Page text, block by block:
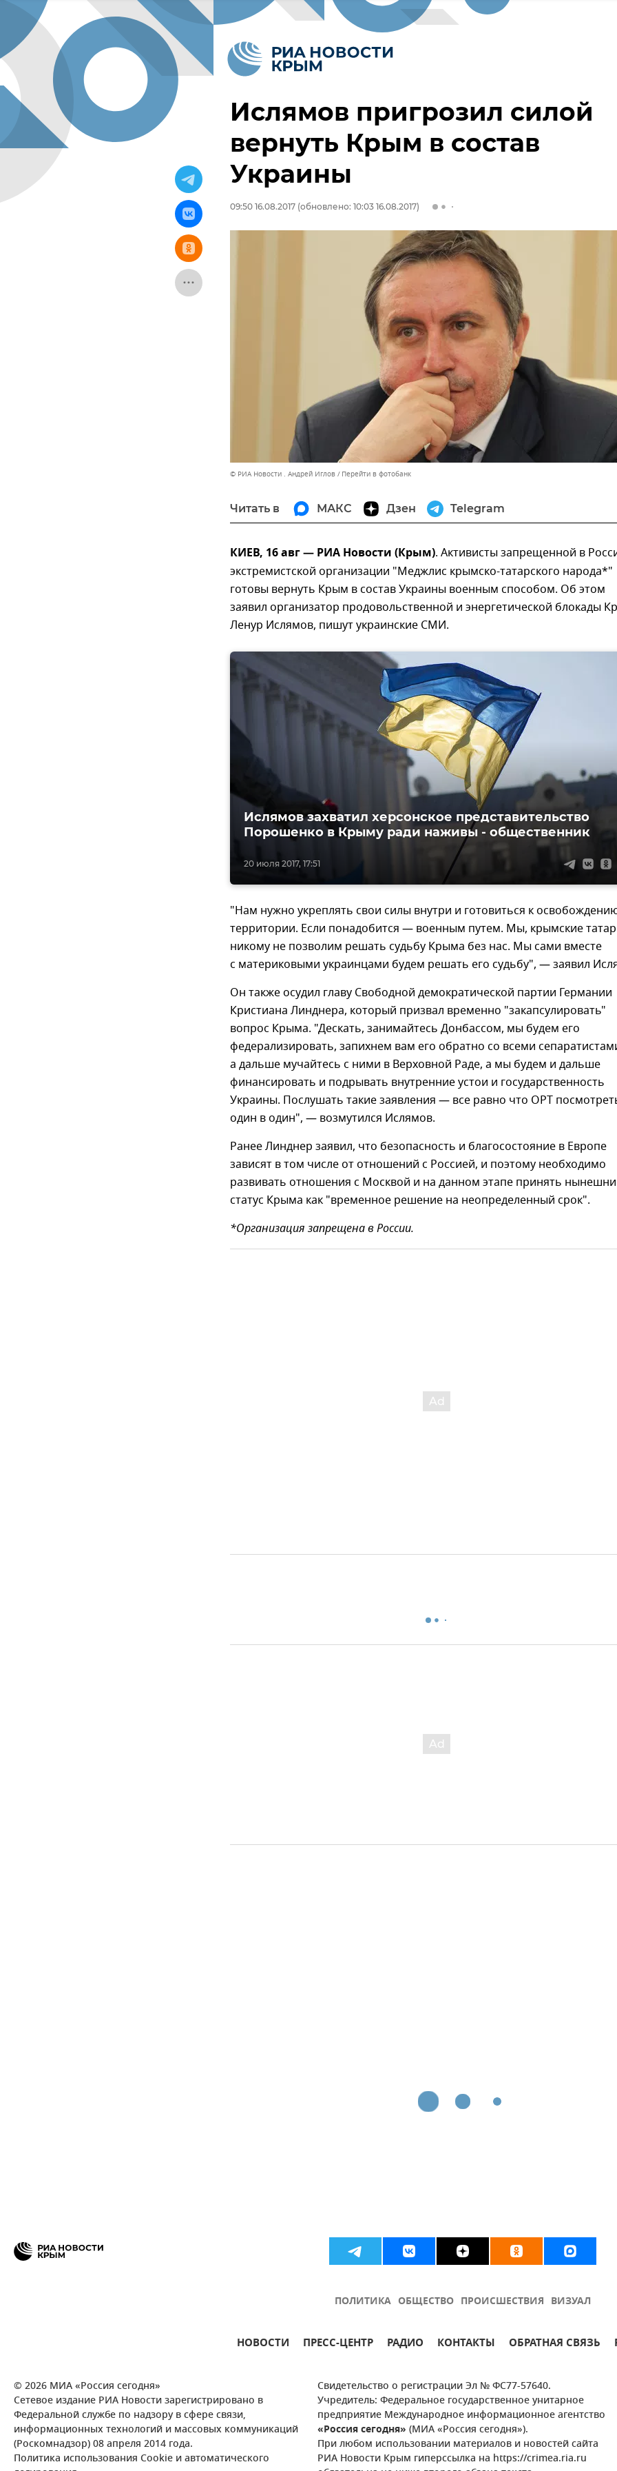
Ислямов пригрозил силой
вернуть Крым в состав
Украины
09:50 16.08.2017 (обновлено: 10:03 16.08.2017)
© РИА Новости . Андрей Иглов Перейти в фотобанк
Читать в МАКС Дзен Telegram
КИЕВ, 16 авг — РИА Новости (Крым). Активисты запрещенной в
экстремистской организации "Меджлис крымско-татарского народа*"
готовы вернуть Крым в состав Украины военным способом. Об этом
заявил организатор продовольственной и энергетической блокады
Ленур Ислямов, пишут украинские СМИ.
20 июля 2017, 17:51
Ислямов захватил херсонское представительство
Порошенко в Крыму ради наживы - общественник
"Нам нужно укреплять свои силы внутри и готовиться к
территории. Если понадобится — военным путем. Мы, крымские
никому не позволим решать судьбу Крыма без нас. Мы сами вместе
с материковыми украинцами будем решать его судьбу", — заявил
Он также осудил главу Свободной демократической партии Германии
Кристиана Линднера, который призвал временно "закапсулировать"
вопрос Крыма. "Дескать, занимайтесь Донбассом, мы будем его
федерализировать, запихнем вам его обратно со всеми
а дальше мучайтесь с ними в Верховной Раде, а мы будем и дальше
финансировать и подрывать внутренние устои и государственность
Украины. Послушать такие заявления — все равно что ОРТ
один в один", — возмутился Ислямов.
Ранее Линднер заявил, что безопасность и благосостояние в Европе
зависят в том числе от отношений с Россией, и поэтому необходимо
развивать отношения с Москвой и на данном этапе принять
статус Крыма как "временное решение на неопределенный срок".
*Организация запрещена в России.
ПОЛИТИКА ОБЩЕСТВО ПРОИСШЕСТВИЯ ВИЗУАЛ
НОВОСТИ ПРЕСС-ЦЕНТР РАДИО КОНТАКТЫ ОБРАТНАЯ СВЯЗЬ
© 2026 МИА «Россия сегодня»
Сетевое издание РИА Новости зарегистрировано в
Федеральной службе по надзору в сфере связи,
информационных технологий и массовых коммуникаций
(Роскомнадзор) 08 апреля 2014 года.
Политика использования Cookie и автоматического
Свидетельство о регистрации Эл № ФС77-57640.
Учредитель: Федеральное государственное унитарное
предприятие Международное информационное агентство
«Россия сегодня» (МИА «Россия сегодня»).
При любом использовании материалов и новостей сайта
РИА Новости Крым гиперссылка на https://crimea.ria.ru